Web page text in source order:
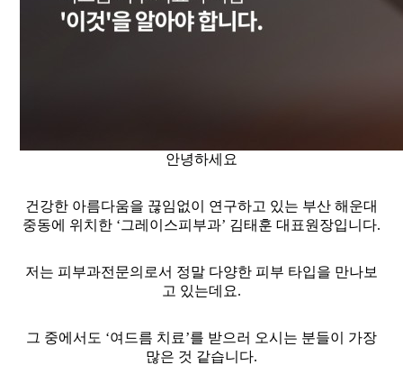
안녕하세요
건강한 아름다움을 끊임없이 연구하고 있는 부산 해운대
중동에 위치한 ‘그레이스피부과’ 김태훈 대표원장입니다.
저는 피부과전문의로서 정말 다양한 피부 타입을 만나보
고 있는데요.
그 중에서도 ‘여드름 치료’를 받으러 오시는 분들이 가장
많은 것 같습니다.